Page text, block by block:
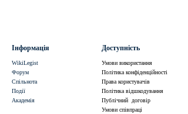
Інформація
WikiLegist
Форум
Спільнота
Події
Академія
Доступність
Умови використання
Політика конфіденційності
Права користувачів
Політика відшкодування
Публічний договір
Умови співпраці